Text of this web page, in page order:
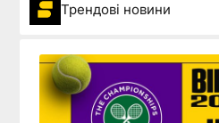
Трендові новини